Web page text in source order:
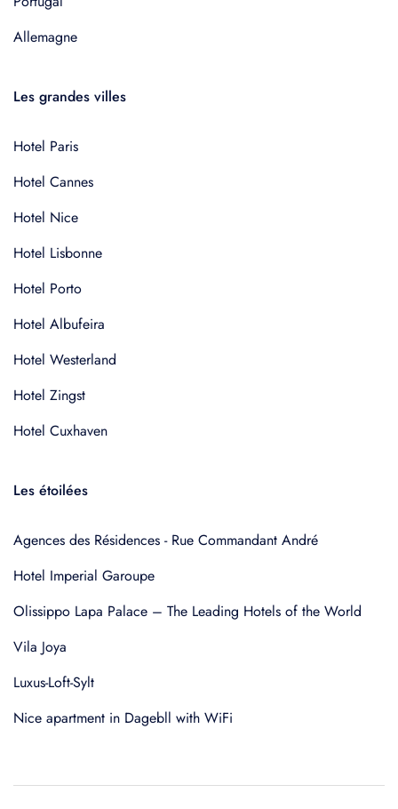
Allemagne
Les grandes villes
Hotel Paris
Hotel Cannes
Hotel Nice
Hotel Lisbonne
Hotel Porto
Hotel Albufeira
Hotel Westerland
Hotel Zingst
Hotel Cuxhaven
Les étoilées
Agences des Résidences - Rue Commandant André
Hotel Imperial Garoupe
Olissippo Lapa Palace – The Leading Hotels of the World
Vila Joya
Luxus-Loft-Sylt
Nice apartment in Dagebll with WiFi